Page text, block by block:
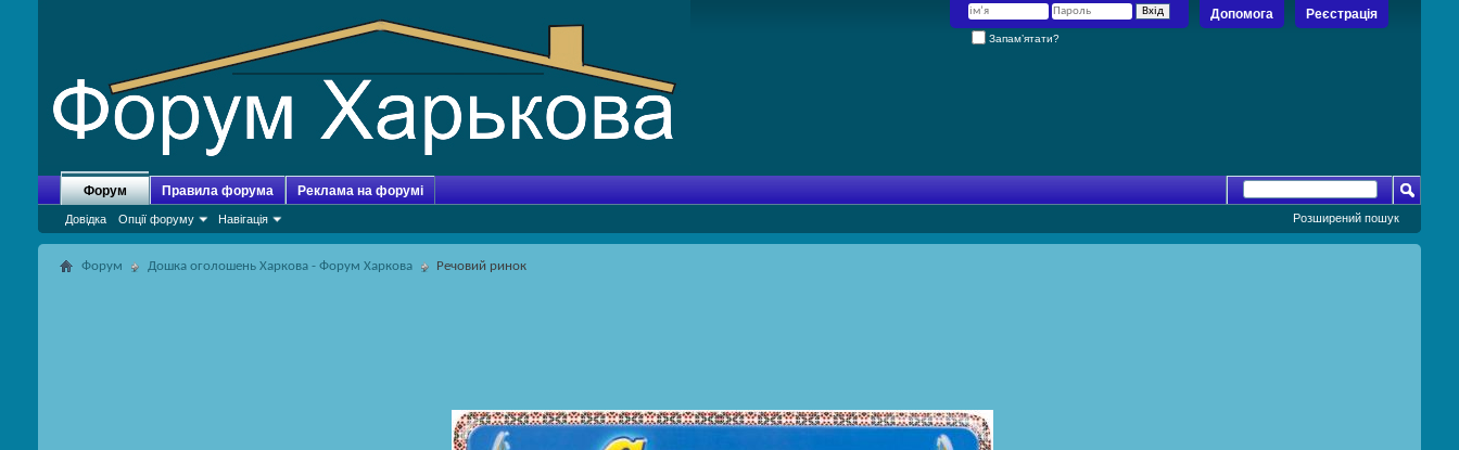
Реєстрація
Допомога
Запам’ятати?
Форум
Довідка Опції форуму Навігація
Правила форума Реклама на форумі
Розширений пошук
Форум Дошка оголошень Харкова - Форум Харкова Речовий ринок